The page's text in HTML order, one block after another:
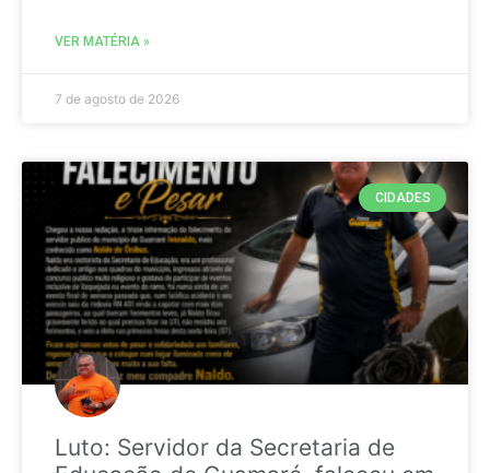
VER MATÉRIA »
7 de agosto de 2026
CIDADES
Luto: Servidor da Secretaria de